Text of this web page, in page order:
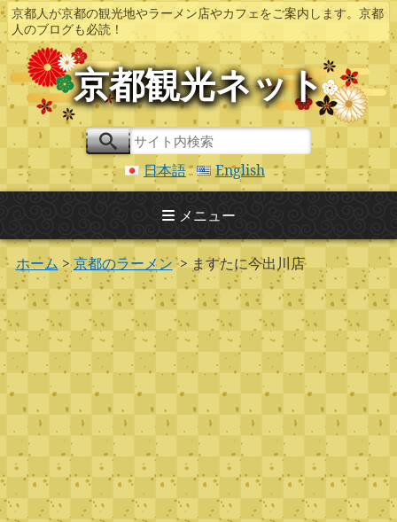
京都人が京都の観光地やラーメン店やカフェをご案内します。京都
人のブログも必読！
京都観光ネット
日本語 English
メニュー
ホーム >京都のラーメン> ますたに今出川店